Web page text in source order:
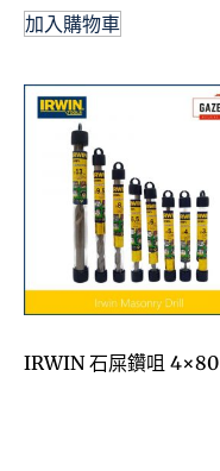
加入購物車
IRWIN 石屎鑽咀 4×80